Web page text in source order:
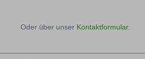
Oder über unser Kontaktformular.